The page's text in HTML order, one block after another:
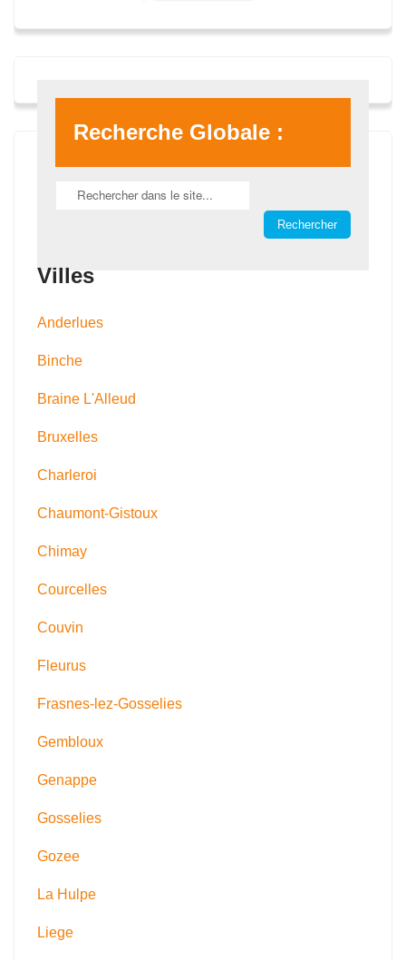
Recherche Globale :
Villes
Anderlues
Binche
Braine L'Alleud
Bruxelles
Charleroi
Chaumont-Gistoux
Chimay
Courcelles
Couvin
Fleurus
Frasnes-lez-Gosselies
Gembloux
Genappe
Gosselies
Gozee
La Hulpe
Liege